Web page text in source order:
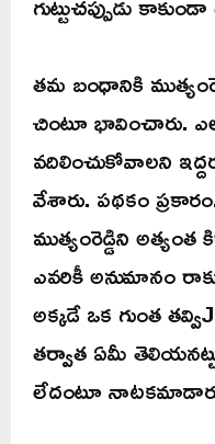
తమ బంధానికి
చింటూ భావించారు.
వదిలించుకోవాలని
వేశారు. పథకం
ముత్యంరెడ్డిని
ఎవరికీ అనుమానం
అక్కడే ఒక గుంత
తర్వాత ఏమీ
లేదంటూ